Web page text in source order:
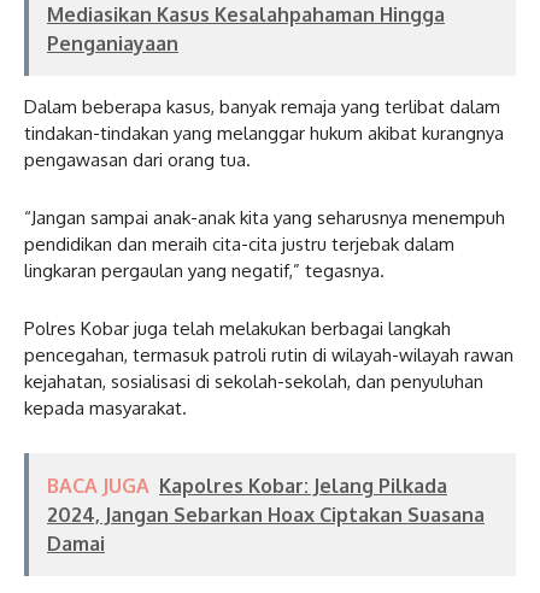
Mediasikan Kasus Kesalahpahaman Hingga
Penganiayaan
Dalam beberapa kasus, banyak remaja yang terlibat dalam
tindakan-tindakan yang melanggar hukum akibat kurangnya
pengawasan dari orang tua.
“Jangan sampai anak-anak kita yang seharusnya menempuh
pendidikan dan meraih cita-cita justru terjebak dalam
lingkaran pergaulan yang negatif,” tegasnya.
Polres Kobar juga telah melakukan berbagai langkah
pencegahan, termasuk patroli rutin di wilayah-wilayah rawan
kejahatan, sosialisasi di sekolah-sekolah, dan penyuluhan
kepada masyarakat.
BACA JUGA Kapolres Kobar: Jelang Pilkada
2024, Jangan Sebarkan Hoax Ciptakan Suasana
Damai